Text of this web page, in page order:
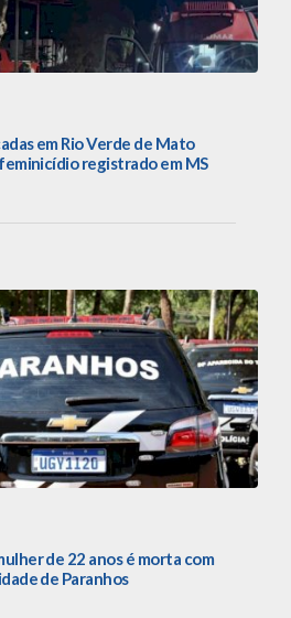
em Rio Verde de Mato
registrado em MS
de 22 anos é morta com
de Paranhos